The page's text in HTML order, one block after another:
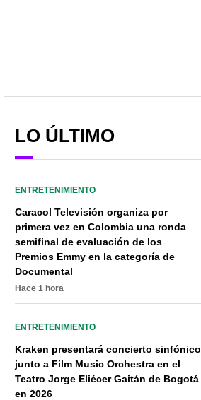
LO ÚLTIMO
ENTRETENIMIENTO
Caracol Televisión organiza por
primera vez en Colombia una ronda
semifinal de evaluación de los
Premios Emmy en la categoría de
Documental
Hace 1 hora
ENTRETENIMIENTO
Kraken presentará concierto sinfónico
junto a Film Music Orchestra en el
Teatro Jorge Eliécer Gaitán de Bogotá
en 2026